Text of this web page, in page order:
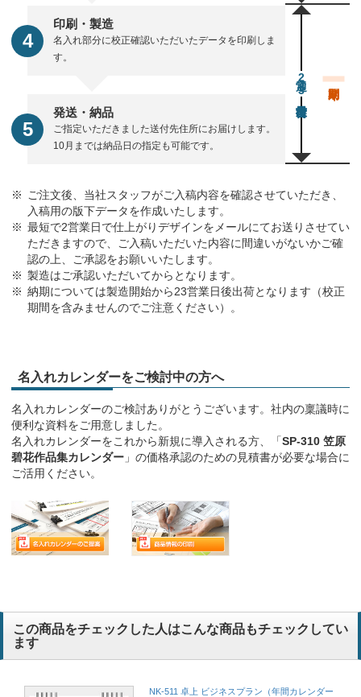
印刷・製造
名入れ部分に校正確認いただいたデータを印刷しま
す。
発送・納品
ご指定いただきました送付先住所にお届けします。
10月までは納品日の指定も可能です。
通常23営業日後出荷
ご注文後、当社スタッフがご入稿内容を確認させていただき、
入稿用の版下データを作成いたします。
最短で2営業日で仕上がりデザインをメールにてお送りさせてい
ただきますので、ご入稿いただいた内容に間違いがないかご確
認の上、ご承認をお願いいたします。
製造はご承認いただいてからとなります。
納期については製造開始から23営業日後出荷となります（校正
期間を含みませんのでご注意ください）。
名入れカレンダーをご検討中の方へ
名入れカレンダーのご検討ありがとうございます。社内の稟議時に
便利な資料をご用意しました。
名入れカレンダーをこれから新規に導入される方、「SP-310 笠原
碧花作品集カレンダー 」の価格承認のための見積書が必要な場合に
ご活用ください。
この商品をチェックした人はこんな商品もチェックしてい
ます
NK-511 卓上 ビジネスプラン（年間カレンダー